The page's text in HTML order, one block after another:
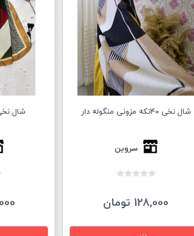
شال نخی مزونی منگوله دار
سروین
138,000 تومان